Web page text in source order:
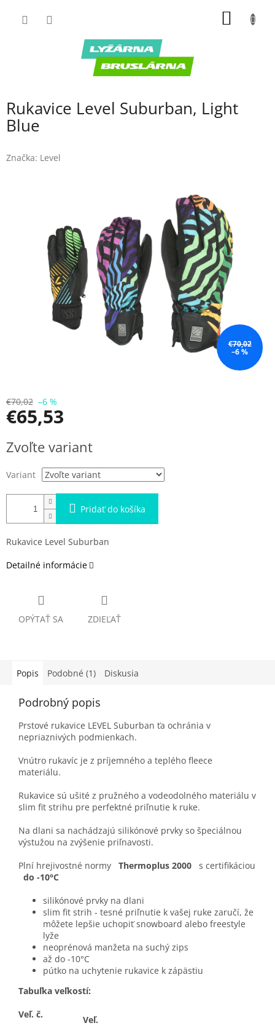
Rukavice Level Suburban, Light
Blue
Značka: Level
€70,02
–6 %
€70,02 –6 %
€65,53
cena:
Zvoľte variant
Variant
Pridať do košíka
Rukavice Level Suburban
Detailné informácie
OPÝTAŤ SA ZDIEĽAŤ
Popis Podobné (1) Diskusia
Podrobný popis
Prstové rukavice LEVEL Suburban ťa ochránia v
nepriaznivých podmienkach.
Vnútro rukavíc je z príjemného a teplého fleece
materiálu.
Rukavice sú ušité z pružného a vodeodolného materiálu v
slim fit strihu pre perfektné priľnutie k ruke.
Na dlani sa nachádzajú silikónové prvky so špeciálnou
výstužou na zvýšenie priľnavosti.
Plní hrejivostné normy
Thermoplus 2000
s certifikáciou
do -10°C
silikónové prvky na dlani
slim fit strih - tesné priľnutie k vašej ruke zaručí, že
môžete lepšie uchopiť snowboard alebo freestyle
lyže
neoprénová manžeta na suchý zips
až do -10°C
pútko na uchytenie rukavice k zápästiu
Tabuľka veľkostí:
Veľ. č.
Veľ.